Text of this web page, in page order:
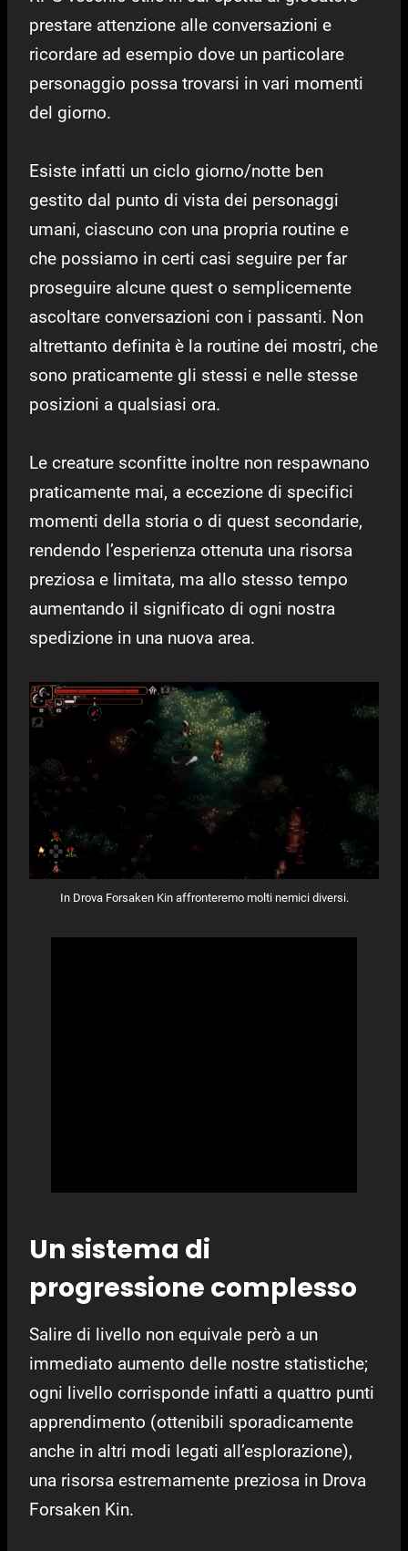
prestare attenzione alle conversazioni e
ricordare ad esempio dove un particolare
personaggio possa trovarsi in vari momenti
del giorno.
Esiste infatti un ciclo giorno/notte ben
gestito dal punto di vista dei personaggi
umani, ciascuno con una propria routine e
che possiamo in certi casi seguire per far
proseguire alcune quest o semplicemente
ascoltare conversazioni con i passanti. Non
altrettanto definita è la routine dei mostri, che
sono praticamente gli stessi e nelle stesse
posizioni a qualsiasi ora.
Le creature sconfitte inoltre non respawnano
praticamente mai, a eccezione di specifici
momenti della storia o di quest secondarie,
rendendo l’esperienza ottenuta una risorsa
preziosa e limitata, ma allo stesso tempo
aumentando il significato di ogni nostra
spedizione in una nuova area.
In Drova Forsaken Kin affronteremo molti nemici diversi.
Un sistema di
progressione complesso
Salire di livello non equivale però a un
immediato aumento delle nostre statistiche;
ogni livello corrisponde infatti a quattro punti
apprendimento (ottenibili sporadicamente
anche in altri modi legati all’esplorazione),
una risorsa estremamente preziosa in Drova
Forsaken Kin.